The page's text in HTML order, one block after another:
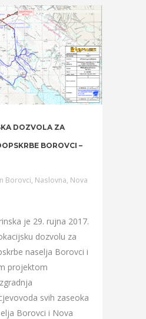
DOZVOLA ZA
BOROVCI –
Borovci, Naslovna, Nova
je 29. rujna 2017.
dozvolu za
naselja Borovci i
projektom
svih zaseoka
Borovci i Nova